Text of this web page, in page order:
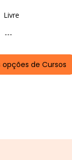
Livre
---
de Cursos